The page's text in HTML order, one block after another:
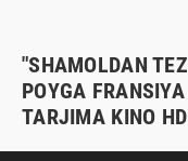
"SHAMOLDAN
POYGA
TARJIMA KINO